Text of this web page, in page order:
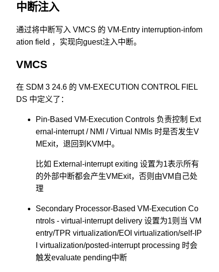
中断注入
通过将中断写入 VMCS 的 VM-Entry interruption-infom
ation field ，实现向guest注入中断。
VMCS
在 SDM 3 24.6 的 VM-EXECUTION CONTROL FIEL
DS 中定义了：
Pin-Based VM-Execution Controls 负责控制 Ext
ernal-interrupt / NMI / Virtual NMIs 时是否发生V
MExit，退回到KVM中。
比如 External-interrupt exiting 设置为1表示所有
的外部中断都会产生VMExit，否则由VM自己处
理
Secondary Processor-Based VM-Execution Co
ntrols - virtual-interrupt delivery 设置为1则当 VM
entry/TPR virtualization/EOI virtualization/self-IP
I virtualization/posted-interrupt processing 时会
触发evaluate pending中断